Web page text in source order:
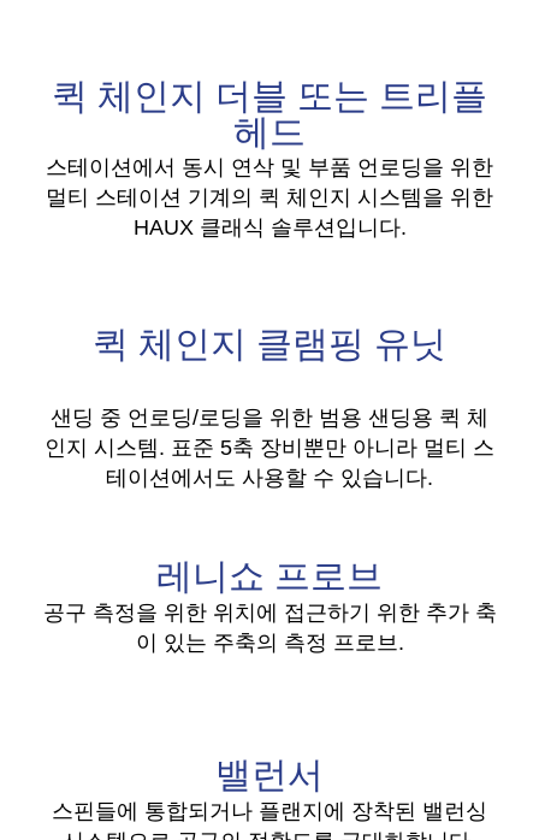
퀵 체인지 더블 또는 트리플
헤드
스테이션에서 동시 연삭 및 부품 언로딩을 위한
멀티 스테이션 기계의 퀵 체인지 시스템을 위한
HAUX 클래식 솔루션입니다.
퀵 체인지 클램핑 유닛
샌딩 중 언로딩/로딩을 위한 범용 샌딩용 퀵 체
인지 시스템. 표준 5축 장비뿐만 아니라 멀티 스
테이션에서도 사용할 수 있습니다.
레니쇼 프로브
공구 측정을 위한 위치에 접근하기 위한 추가 축
이 있는 주축의 측정 프로브.
밸런서
스핀들에 통합되거나 플랜지에 장착된 밸런싱